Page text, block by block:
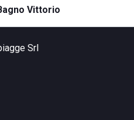
possibile raggiungere i
Vittorio
Srl